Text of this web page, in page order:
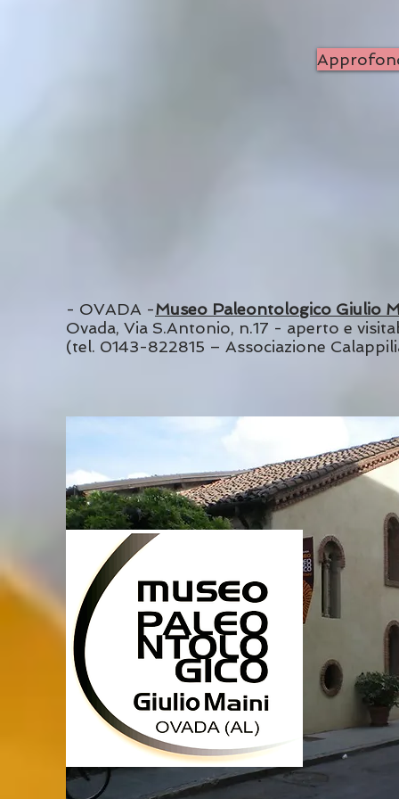
- OVADA -Museo Paleontologico Giulio
Ovada, Via S.Antonio, n.17 - aperto e
(tel. 0143-822815 – Associazione